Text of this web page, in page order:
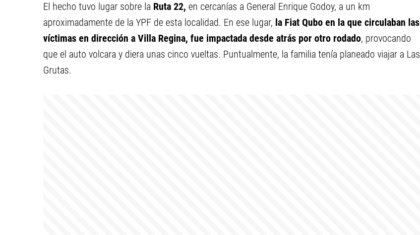
El hecho tuvo lugar sobre la Ruta 22, en cercanías a General Enrique Godoy, a un km
aproximadamente de la YPF de esta localidad. En ese lugar, la Fiat Qubo en la que circulaban las
víctimas en dirección a Villa Regina, fue impactada desde atrás por otro rodado, provocando
que el auto volcara y diera unas cinco vueltas. Puntualmente, la familia tenía planeado viajar a Las
Grutas.